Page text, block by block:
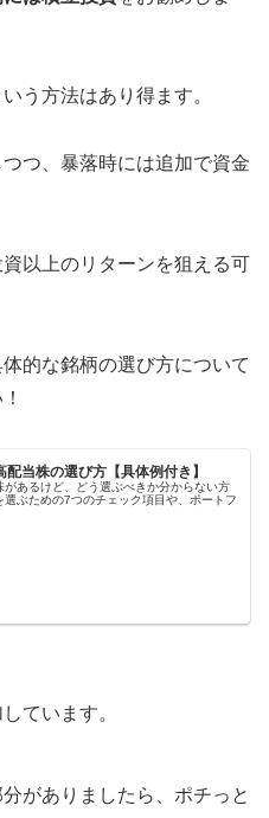
う方法はあり得ます。
つ、暴落時には追加で資金
以上のリターンを狙える可
的な銘柄の選び方について
配当株の選び方【具体例付き】
があるけど、どう選ぶべきか分からない方
選ぶための7つのチェック項目や、ポートフ
ています。
がありましたら、ポチっと